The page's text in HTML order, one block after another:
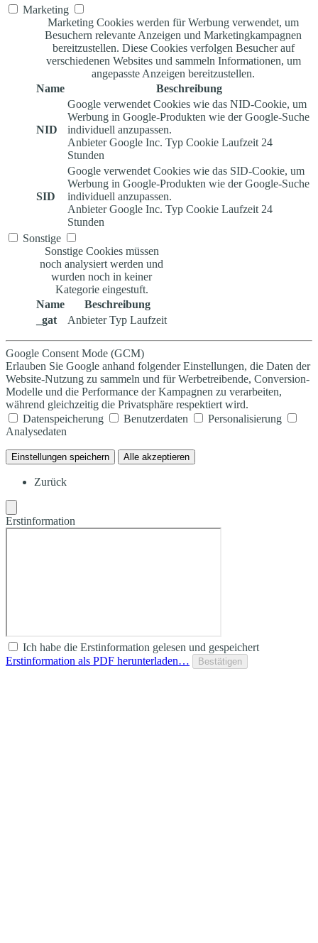
Marketing
Marketing Cookies werden für Werbung verwendet, um
Besuchern relevante Anzeigen und Marketingkampagnen
bereitzustellen. Diese Cookies verfolgen Besucher auf
verschiedenen Websites und sammeln Informationen, um
angepasste Anzeigen bereitzustellen.
Name
Beschreibung
NID
Google verwendet Cookies wie das NID-Cookie, um
Werbung in Google-Produkten wie der Google-Suche
individuell anzupassen.
Anbieter Google Inc. Typ Cookie Laufzeit 24
Stunden
SID
Google verwendet Cookies wie das SID-Cookie, um
Werbung in Google-Produkten wie der Google-Suche
individuell anzupassen.
Anbieter Google Inc. Typ Cookie Laufzeit 24
Stunden
Sonstige
Sonstige Cookies müssen
noch analysiert werden und
wurden noch in keiner
Kategorie eingestuft.
Name
Beschreibung
_gat
Anbieter Typ Laufzeit
Google Consent Mode (GCM)
Erlauben Sie Google anhand folgender Einstellungen, die Daten der
Website-Nutzung zu sammeln und für Werbetreibende, Conversion-
Modelle und die Performance der Kampagnen zu verarbeiten,
während gleichzeitig die Privatsphäre respektiert wird.
Datenspeicherung
Benutzerdaten
Personalisierung
Analysedaten
Einstellungen speichern Alle akzeptieren
Zurück
Erstinformation
Ich habe die Erstinformation gelesen und gespeichert
Erstinformation als PDF herunterladen…
Bestätigen